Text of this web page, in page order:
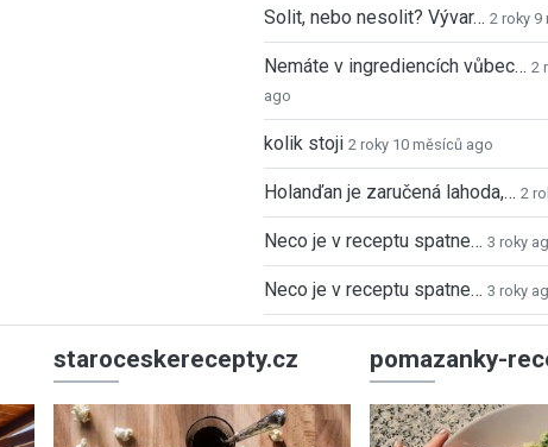
Solit, nebo nesolit? Vývar… 2 roky 9
Nemáte v ingrediencích vůbec… 2
ago
kolik stoji 2 roky 10 měsíců ago
Holanďan je zaručená lahoda,… 2
Neco je v receptu spatne… 3 roky
Neco je v receptu spatne… 3 roky
staroceskerecepty.cz pomazanky-